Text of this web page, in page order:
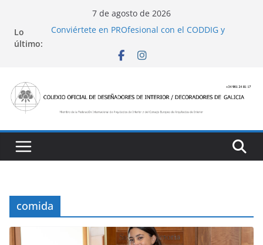
contenido
7 de agosto de 2026
Lo
último:
Conviértete en PROfesional con el CODDIG y
Ayudas para mejoras de establecimientos
San Marcial 2025
comida